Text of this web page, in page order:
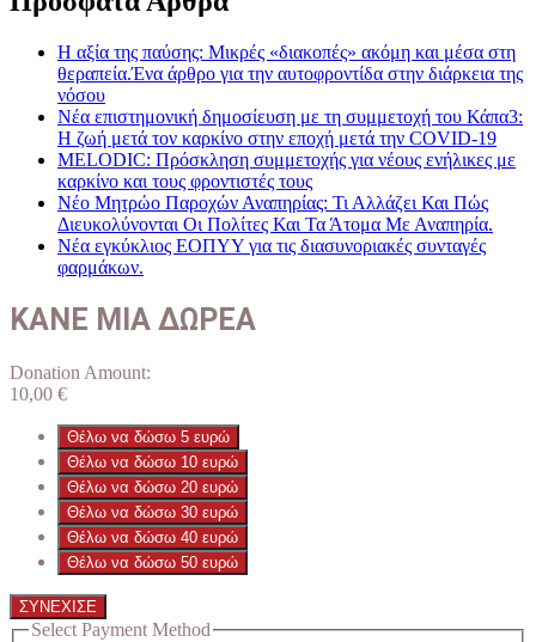
Η αξία της παύσης: Μικρές «διακοπές» ακόμη και μέσα στη
θεραπεία.Ένα άρθρο για την αυτοφροντίδα στην διάρκεια της
νόσου
Νέα επιστημονική δημοσίευση με τη συμμετοχή του Κάπα3:
Η ζωή μετά τον καρκίνο στην εποχή μετά την COVID-19
MELODIC: Πρόσκληση συμμετοχής για νέους ενήλικες με
καρκίνο και τους φροντιστές τους
Νέο Μητρώο Παροχών Αναπηρίας: Τι Αλλάζει Και Πώς
Διευκολύνονται Οι Πολίτες Και Τα Άτομα Με Αναπηρία.
Νέα εγκύκλιος ΕΟΠΥΥ για τις διασυνοριακές συνταγές
φαρμάκων.
ΚΑΝΕ ΜΙΑ ΔΩΡΕΑ
Donation Amount:
10,00 €
Θέλω να δώσω 5 ευρώ
Θέλω να δώσω 10 ευρώ
Θέλω να δώσω 20 ευρώ
Θέλω να δώσω 30 ευρώ
Θέλω να δώσω 40 ευρώ
Θέλω να δώσω 50 ευρώ
ΣΥΝΕΧΙΣΕ
Select Payment Method